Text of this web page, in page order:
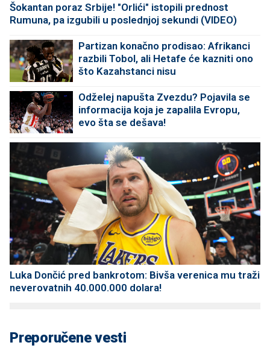
Šokantan poraz Srbije! "Orlići" istopili prednost
Rumuna, pa izgubili u poslednjoj sekundi (VIDEO)
Partizan konačno prodisao: Afrikanci
razbili Tobol, ali Hetafe će kazniti ono
što Kazahstanci nisu
Odželej napušta Zvezdu? Pojavila se
informacija koja je zapalila Evropu,
evo šta se dešava!
Luka Dončić pred bankrotom: Bivša verenica mu traži
neverovatnih 40.000.000 dolara!
Preporučene vesti